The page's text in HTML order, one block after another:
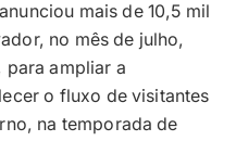
mais de 10,5 mil
no mês de julho,
ampliar a
o fluxo de visitantes
na temporada de